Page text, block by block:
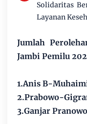
Solidaritas
Layanan
Jumlah
Jambi Pemilu
1.Anis B-
2.Prabowo-
3.Ganjar